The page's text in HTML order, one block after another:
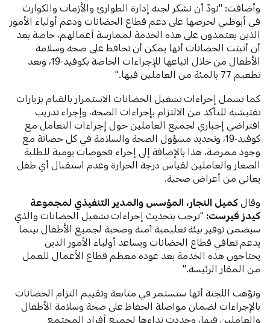
وأضافت: "نودّ أن نشكر لجنة إدارة الطوارئ والأزمات والكوارث
في أبوظبي لحرصها على دعم قطاع الحضانات ودعم أولياء الأمور
الذين يعتمدون على هذه الخدمة لممارسة أعمالهم، خاصة بعد
أن أثبتت الحضانات أنها يمكن أن تحافظ على صحة وسلامة
الأطفال من خلال اتباعها للإجراءات الخاصة بكوفيد-19، وبعد
تطعيم 77 بالمئة من العاملين فيها."
كما تشمل إجراءات تشغيل الحضانات الاستمرار بالقيام بزيارات
تفتيشية للتأكد من الالتزام بإجراءات الصحة، وإجراء تدريب
افتراضي إجباري لجميع العاملين حول إجراءات التعامل مع
كوفيد-19، وتحديد مسؤول الصحة والسلامة في كل حضانة مع
وجود ممرضة، هذا بالإضافة إلى إجراء فحوصات يومية للطلبة
الصغار والعاملين لقياس درجة الحرارة وعدم استقبال أي طفل
يعاني من أعراض صحية.
وقال كميل النجار، المؤسس والمدير التنفيذي لمجموعة
كيدز فيرست:"نرحب بتحديث إجراءات تشغيل الحضانات والذي
سيضمن توفير بيئة تعليمية آمنة وصحية لجميع الأطفال بينما
يدعم تعافي قطاع الحضانات ويساعد أولياء الأمور الذين
يحتاجون هذه الخدمة بعد عودة معظم قطاع الأعمال للعمل
من المقار الرئيسة."
ونوّهت اللجنة أنها ستستمر في متابعة وتقييم التزام الحضانات
بالإجراءات لضمان مواصلة الحفاظ على صحة وسلامة الأطفال
والعاملين فيها، وجددت نداءها لجميع أفراد المجتمع